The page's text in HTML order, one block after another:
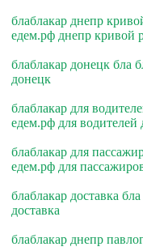
блаблакар днепр
едем.рф днепр кривой
блаблакар донецк бла
донецк
блаблакар для
едем.рф для водителей
блаблакар для
едем.рф для
блаблакар доставка
доставка
блаблакар днепр